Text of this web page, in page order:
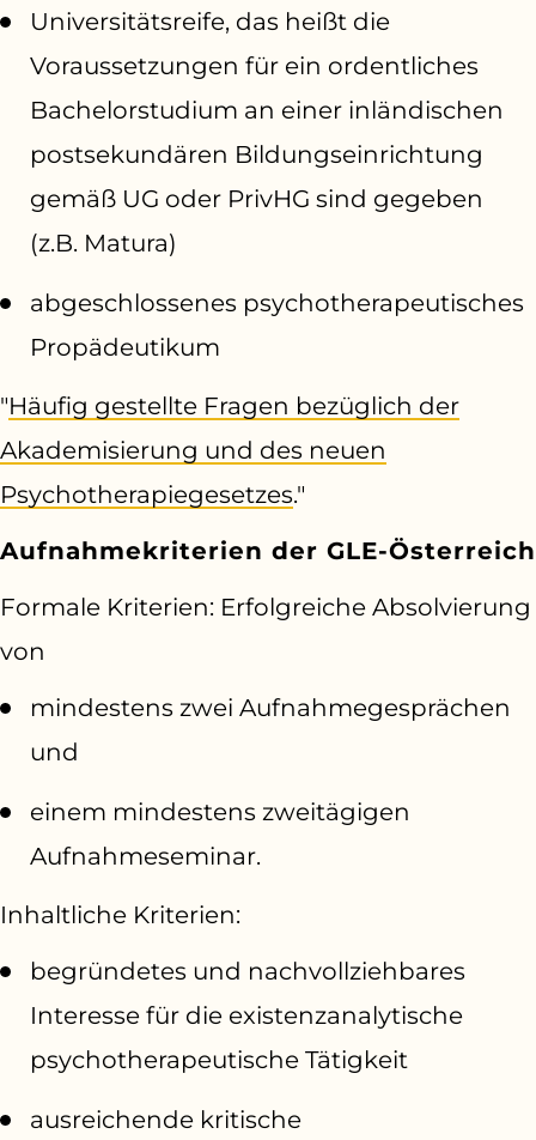
Universitätsreife, das heißt die
Voraussetzungen für ein ordentliches
Bachelorstudium an einer inländischen
postsekundären Bildungseinrichtung
gemäß UG oder PrivHG sind gegeben
(z.B. Matura)
abgeschlossenes psychotherapeutisches
Propädeutikum
"Häufig gestellte Fragen bezüglich der
Akademisierung und des neuen
Psychotherapiegesetzes."
Aufnahmekriterien der GLE-Österreich
Formale Kriterien: Erfolgreiche Absolvierung
von
mindestens zwei Aufnahmegesprächen
und
einem mindestens zweitägigen
Aufnahmeseminar.
Inhaltliche Kriterien:
begründetes und nachvollziehbares
Interesse für die existenzanalytische
psychotherapeutische Tätigkeit
ausreichende kritische